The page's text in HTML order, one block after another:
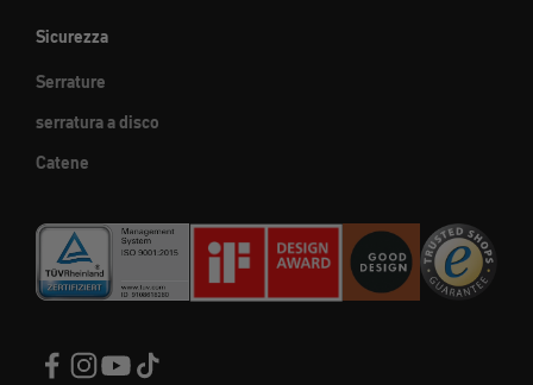
Sicurezza
Serrature
serratura a disco
Catene